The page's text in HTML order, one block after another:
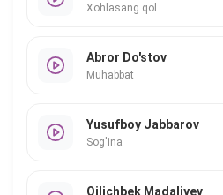
Xohlasang qol
Abror Do'stov
Muhabbat
Yusufboy Jabbarov
Sog'ina
Qilichbek Madaliyev